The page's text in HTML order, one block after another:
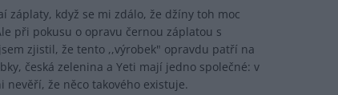
záplaty, když se mi zdálo, že džíny toh moc
při pokusu o opravu černou záplatou s
zjistil, že tento ,,výrobek" opravdu patří na
česká zelenina a Yeti mají jedno společné: v
že něco takového existuje.